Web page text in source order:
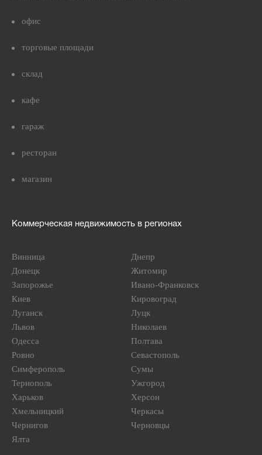
офис
торговые площади
склад
кафе
гараж
ресторан
магазин
Коммерческая недвижимость в регионах
Винница
Днепр
Донецк
Житомир
Запорожье
Ивано-Франковск
Киев
Кировоград
Луганск
Луцк
Львов
Николаев
Одесса
Полтава
Ровно
Севастополь
Симферополь
Сумы
Тернополь
Ужгород
Харьков
Херсон
Хмельницкий
Черкасы
Чернигов
Черновцы
Ялта